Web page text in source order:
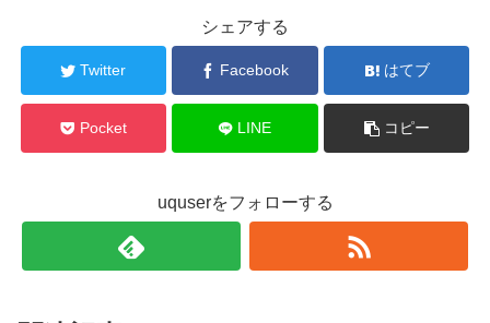
シェアする
Twitter Facebook はてブ
Pocket LINE コピー
uquserをフォローする